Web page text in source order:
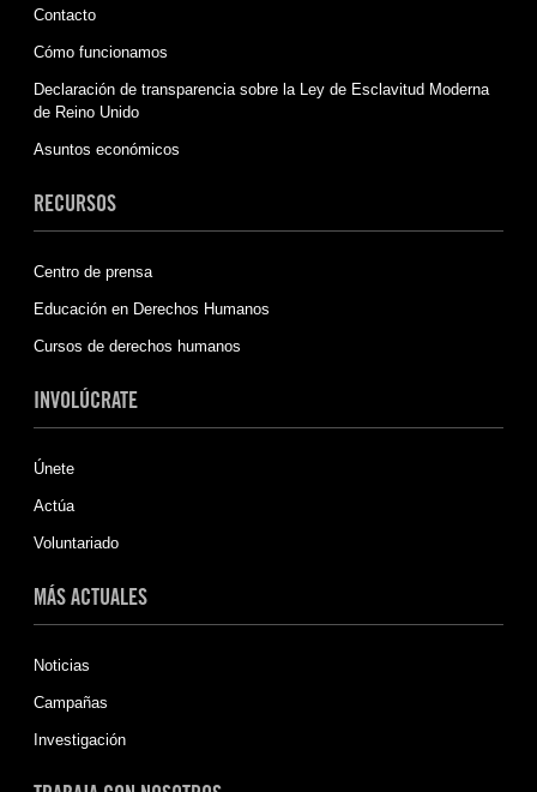
Contacto
Cómo funcionamos
Declaración de transparencia sobre la Ley de Esclavitud Moderna
de Reino Unido
Asuntos económicos
RECURSOS
Centro de prensa
Educación en Derechos Humanos
Cursos de derechos humanos
INVOLÚCRATE
Únete
Actúa
Voluntariado
MÁS ACTUALES
Noticias
Campañas
Investigación